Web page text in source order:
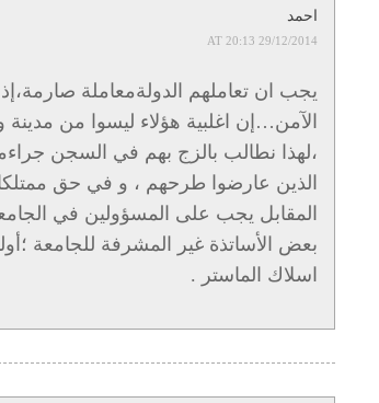
service du monde
socio-économique.
احمد
29/12/2014 AT 20:13
يجب ان تعاملهم الدولةمعاملة صارمة،إذ
الآمن…إن اغلبية هؤلاء ليسوا من
،لهذا نطالب بالزج بهم في السجن
الذين عارضوا طرحهم ، و في حق
المقابل يجب على المسؤولين في
بعض الأساتذة غير المشرفة للجامعة
اسلاك الماستر .